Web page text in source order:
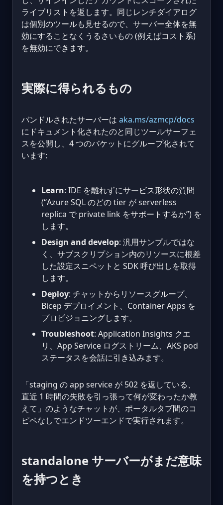
ライブリストを返します。同じレンチダイアログ
は個別のツールも見せるので、サーバー全体を無
効にすることなくうるさいもの (例えばコスト系)
を無効にできます。
実際に得られるもの
バンドルされたサーバーは aka.ms/azmcp/docs
にドキュメント化されたのと同じツールサーフェ
スを公開し、4 つのバケットにグループ化されて
います:
Learn: IDE を離れずにサービス形状の質問
(“Azure SQL のどの tier が serverless
replica で private link をサポートするか”) を
します。
Design and develop: 汎用サンプルではな
く、サブスクリプション内のリソースに根差
した設定スニペットと SDK 呼び出しを取得
します。
Deploy: チャットからリソースグループ、
Bicep デプロイメント、Container Apps を
プロビジョニングします。
Troubleshoot: Application Insights クエ
リ、App Service ログストリーム、AKS pod
ステータスを会話に引き込みます。
「staging の app service が 502 を返している、
直近 1 時間の失敗を引っ張って何が変わったか教
えて」のようなチャットが、ポータルタブ間のコ
ピペなしでエンドツーエンドで実行されます。
standalone サーバーがまだ意味
を持つとき